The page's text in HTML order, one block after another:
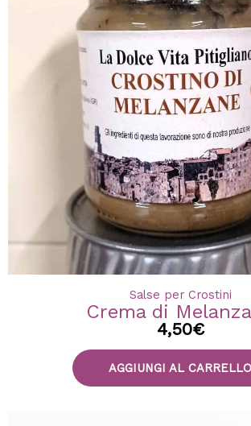
Salse per Crostini
Crema di
4,50€
AGGIUNGI AL CARRELLO